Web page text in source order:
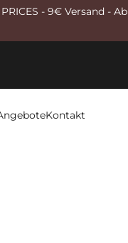
PRICES - 9€ Versand -
Kontakt